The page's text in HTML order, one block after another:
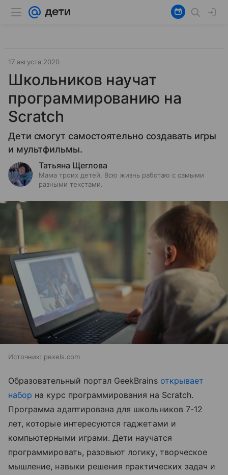
17 августа 2020
Школьников научат
программированию на
Scratch
Дети смогут самостоятельно создавать игры
и мультфильмы.
Татьяна Щеглова
Мама троих детей. Всю жизнь работаю с самыми
разными текстами.
Источник: pexels.com
Образовательный портал GeekBrains открывает
набор на курс программирования на Scratch.
Программа адаптирована для школьников 7-12
лет, которые интересуются гаджетами и
компьютерными играми. Дети научатся
программировать, разовьют логику, творческое
мышление, навыки решения практических задач и